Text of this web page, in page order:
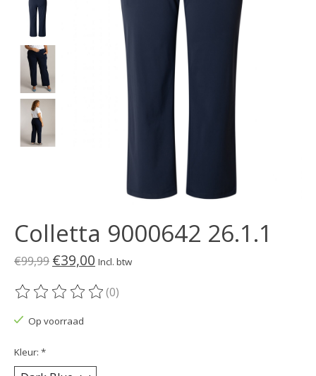
Colletta 9000642 26.1.1
€99,99 €39,00 Incl. btw
De beoordeling van dit product is
(0)
Op voorraad
Kleur: *